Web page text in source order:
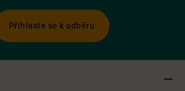
Přihlaste se k odběru